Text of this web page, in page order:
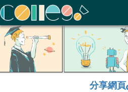
ColleGo! 大學選才與高中育才輔助系
分享網頁